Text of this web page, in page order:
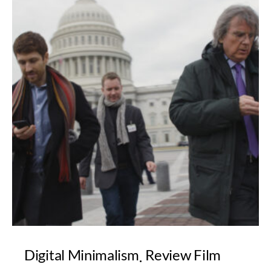
Digital Minimalism Review Film